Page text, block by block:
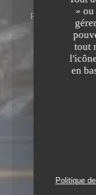
»
tout
en
Politique
L'ÉGLISE